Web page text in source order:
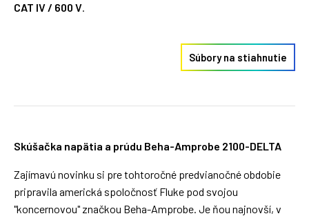
CAT IV / 600 V.
Súbory na stiahnutie
Skúšačka napätia a prúdu Beha-Amprobe 2100-DELTA
Zajímavú novinku si pre tohtoročné predvianočné obdobie
pripravila americká spoločnosť Fluke pod svojou
"koncernovou" značkou Beha-Amprobe. Je ňou najnovší, v